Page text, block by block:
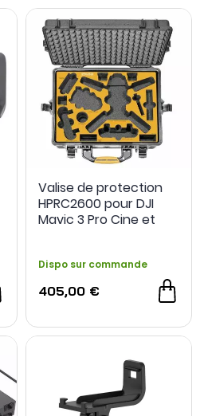
Valise de protection
HPRC2600 pour DJI
Mavic 3 Pro Cine et
Dispo sur commande
405,00 €